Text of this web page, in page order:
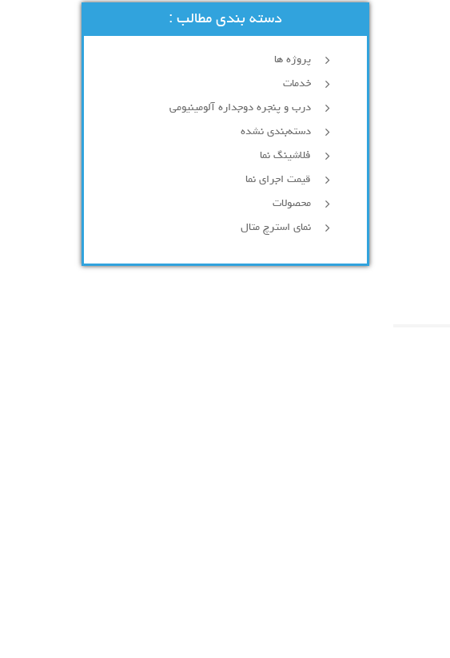
دسته بندی مطالب :
پروژه ها
خدمات
درب و پنجره دوجداره آلومینیومی
دسته‌بندی نشده
فلاشینگ نما
قیمت اجرای نما
محصولات
نمای استرچ متال